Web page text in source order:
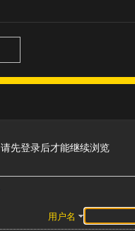
请先登录后才能继续浏览
用户名